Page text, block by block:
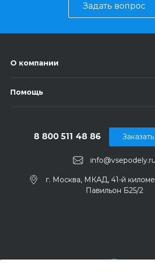
Задать вопрос
О компании
Помощь
info@vsepodely.ru
8 800 511 48 86
г. Москва, МКАД, 41-й
Павильон Б25/2